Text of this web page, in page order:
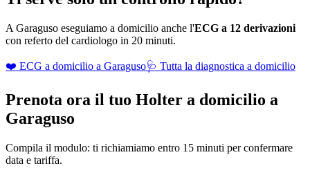
A Garaguso eseguiamo a domicilio anche l'ECG a 12 derivazioni
con referto del cardiologo in 20 minuti.
❤️ ECG a domicilio a Garaguso🩺 Tutta la diagnostica a domicilio
Prenota ora il tuo Holter a domicilio a
Garaguso
Compila il modulo: ti richiamiamo entro 15 minuti per confermare
data e tariffa.